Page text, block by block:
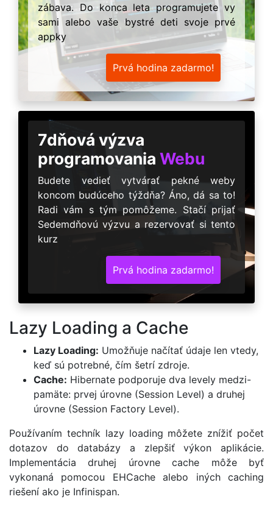
zábava. Do konca leta programujete vy
sami alebo vaše bystré deti svoje prvé
appky
Prvá hodina zadarmo!
7dňová výzva
programovania Webu
Budete vedieť vytvárať pekné weby
koncom budúceho týždňa? Áno, dá sa to!
Radi vám s tým pomôžeme. Stačí prijať
Sedemdňovú výzvu a rezervovať si tento
kurz
Prvá hodina zadarmo!
Lazy Loading a Cache
Lazy Loading: Umožňuje načítať údaje len vtedy,
keď sú potrebné, čím šetrí zdroje.
Cache: Hibernate podporuje dva levely medzi-
pamäte: prvej úrovne (Session Level) a druhej
úrovne (Session Factory Level).
Používaním techník lazy loading môžete znížiť počet
dotazov do databázy a zlepšiť výkon aplikácie.
Implementácia druhej úrovne cache môže byť
vykonaná pomocou EHCache alebo iných caching
riešení ako je Infinispan.